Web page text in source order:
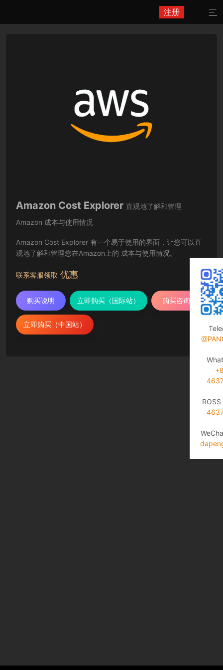
注册 
Amazon Cost Explorer 直观地了解和管理
Amazon 成本与使用情况
Amazon Cost Explorer 有一个易于使用的界面，让您可以直
观地了解和管理您在Amazon上的 成本与使用情况。
联系客服领取 优惠
购买说明 立即购买（国际站） 购买咨询
立即购买（中国站）